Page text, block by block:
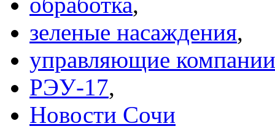
зеленые насаждения,
управляющие компании
РЭУ-17,
Новости Сочи